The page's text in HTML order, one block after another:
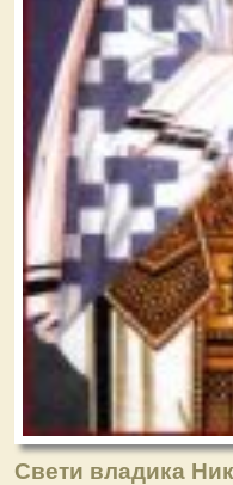
Свети владика